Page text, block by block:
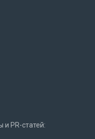
PR-статей: